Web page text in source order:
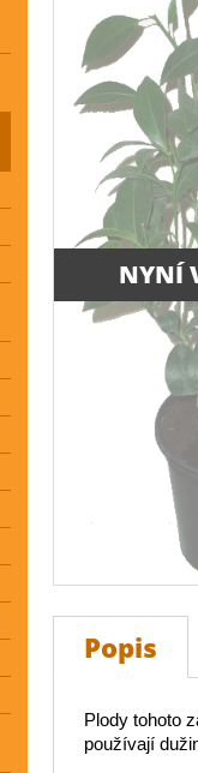
NYNÍ
Popis
Plody tohoto
používají